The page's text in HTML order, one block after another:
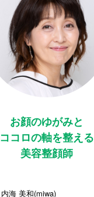
お顔のゆがみと
ココロの軸を整える
美容整顔師
内海 美和(miwa)